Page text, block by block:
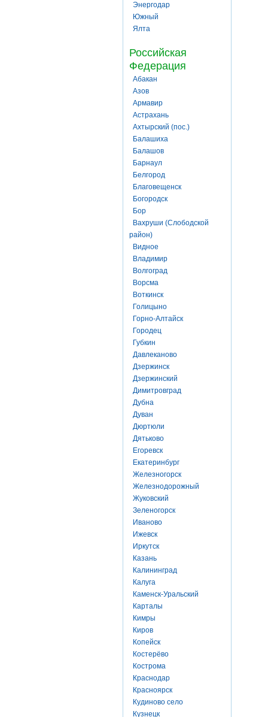
Энергодар
Южный
Ялта
Российская
Федерация
Абакан
Азов
Армавир
Астрахань
Ахтырский (пос.)
Балашиха
Балашов
Барнаул
Белгород
Благовещенск
Богородск
Бор
Вахруши (Слободской
район)
Видное
Владимир
Волгоград
Ворсма
Воткинск
Голицыно
Горно-Алтайск
Городец
Губкин
Давлеканово
Дзержинск
Дзержинский
Димитровград
Дубна
Дуван
Дюртюли
Дятьково
Егоревск
Екатеринбург
Железногорск
Железнодорожный
Жуковский
Зеленогорск
Иваново
Ижевск
Иркутск
Казань
Калининград
Калуга
Каменск-Уральский
Карталы
Кимры
Киров
Копейск
Костерёво
Кострома
Краснодар
Красноярск
Кудиново село
Кузнецк